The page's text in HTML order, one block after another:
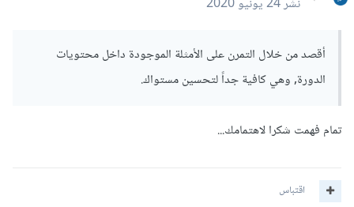
نشر24 يونيو 2020
أقصد من خلال التمرن على الأمثلة الموجودة داخل محتويات
الدورة, وهي كافية جداً لتحسين مستواك.
تمام فهمت شكرا لاهتمامك...
اقتباس